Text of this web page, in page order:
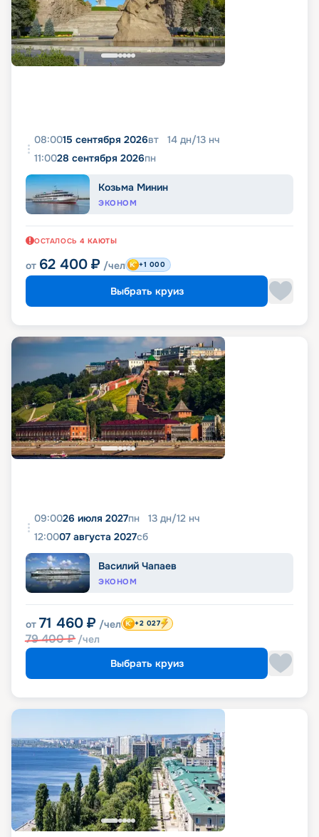
08:0015 сентября 2026вт 14 дн/13 нч
11:0028 сентября 2026пн
Козьма Минин
ЭКОНОМ
ОСТАЛОСЬ 4 КАЮТЫ
от 62 400 ₽ /чел +1 000
Выбрать круиз
09:0026 июля 2027пн 13 дн/12 нч
12:0007 августа 2027сб
Василий Чапаев
ЭКОНОМ
от 71 460 ₽ /чел
79 400₽ /чел
+2 027
Выбрать круиз